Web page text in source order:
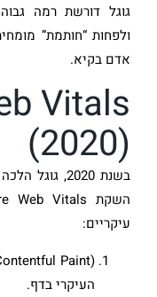
גוגל דורשת רמה
ולפחות “חותמת”
אדם בקיא.
Vitals
(2020)
בשנת 2020,
עיקריים:
העיקרי בדף.